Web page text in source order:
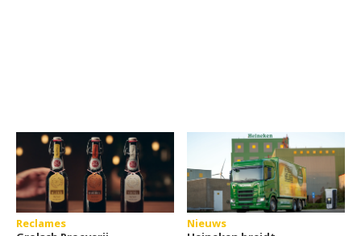
Reclames
Nieuws